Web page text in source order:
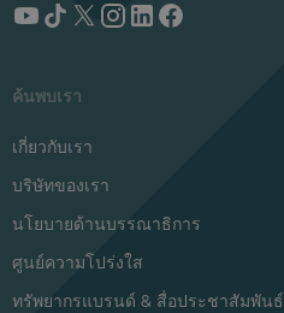
ค้นพบเรา
เกี่ยวกับเรา
บริษัทของเรา
นโยบายด้านบรรณาธิการ
ศูนย์ความโปร่งใส
ทรัพยากรแบรนด์ & สื่อประชาสัมพันธ์